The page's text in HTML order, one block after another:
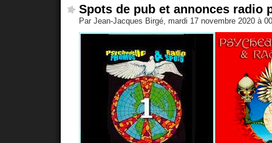
Spots de pub et annonces radio
Par Jean-Jacques Birgé, mardi 17 novembre 2020 à